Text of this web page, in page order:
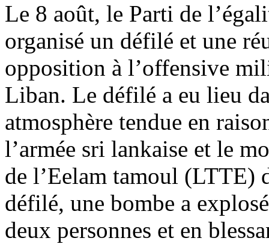
Le 8 août, le Parti de
organisé un défilé et une
opposition à l’offensive
Liban. Le défilé a eu lieu
atmosphère tendue en
l’armée sri lankaise et le
de l’Eelam tamoul (LTTE)
défilé, une bombe a
deux personnes et en